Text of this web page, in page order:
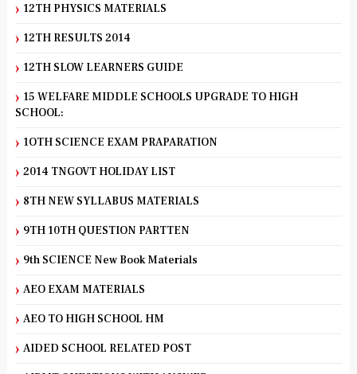
12TH PHYSICS MATERIALS
12TH RESULTS 2014
12TH SLOW LEARNERS GUIDE
15 WELFARE MIDDLE SCHOOLS UPGRADE TO HIGH
SCHOOL:
1OTH SCIENCE EXAM PRAPARATION
2014 TNGOVT HOLIDAY LIST
8TH NEW SYLLABUS MATERIALS
9TH 10TH QUESTION PARTTEN
9th SCIENCE New Book Materials
AEO EXAM MATERIALS
AEO TO HIGH SCHOOL HM
AIDED SCHOOL RELATED POST